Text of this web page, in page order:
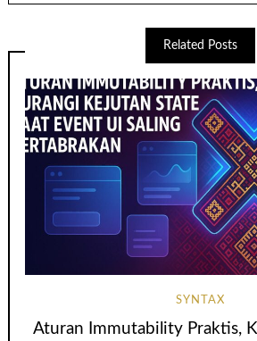
Related Posts
SYNTAX
Aturan Immutability Praktis,